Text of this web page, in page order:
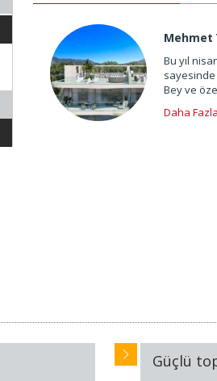
Mehmet
Bu yıl
sayesinde
Bey ve
Daha
Güçlü